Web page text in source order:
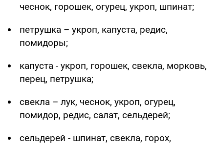
чеснок, горошек, огурец, укроп, шпинат;
петрушка – укроп, капуста, редис,
помидоры;
капуста - укроп, горошек, свекла, морковь,
перец, петрушка;
свекла – лук, чеснок, укроп, огурец,
помидор, редис, салат, сельдерей;
сельдерей - шпинат, свекла, горох,